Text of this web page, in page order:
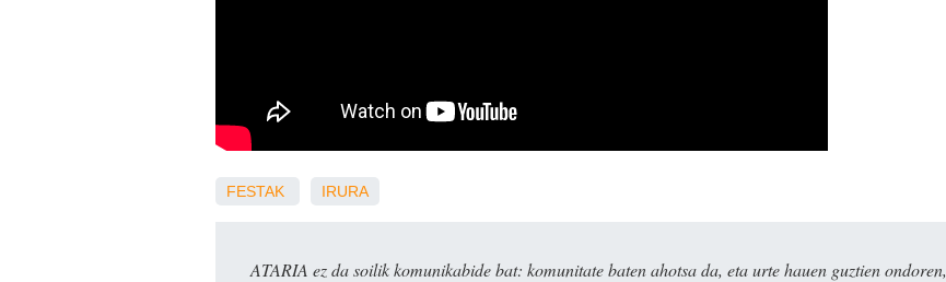
FESTAK IRURA
ATARIA ez da soilik komunikabide bat: komunitate baten ahotsa da, eta urte hauen guztien ondoren,